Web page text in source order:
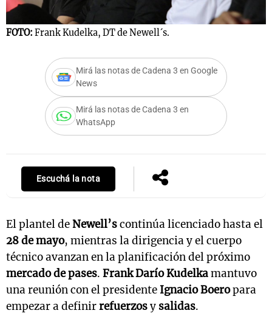
FOTO: Frank Kudelka, DT de Newell´s.
Mirá las notas de Cadena 3 en Google
News
Mirá las notas de Cadena 3 en
WhatsApp
Escuchá la nota
El plantel deNewell’scontinúa licenciado hasta el
28 de mayo, mientras la dirigencia y el cuerpo
técnico avanzan en la planificación del próximo
mercado de pases. Frank Darío Kudelkamantuvo
una reunión con el presidente Ignacio Boeropara
empezar a definirrefuerzosy salidas.
Mundial 2026
La Sole en
Cadena 3